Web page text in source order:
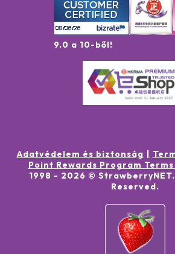
9.0 a 10-ből!
Adatvédelem és biztonság
Point Rewards Program
1998 - 2026 ©
Reserved.